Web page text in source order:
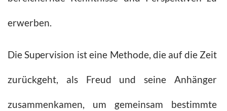
erwerben.
Die Supervision ist eine Methode, die auf die Zeit
zurückgeht, als Freud und seine Anhänger
zusammenkamen, um gemeinsam bestimmte